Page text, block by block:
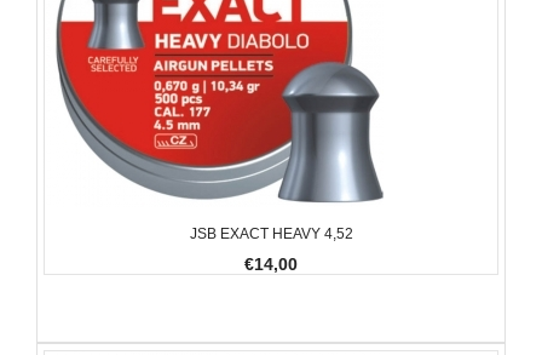
JSB EXACT HEAVY 4,52
€14,00